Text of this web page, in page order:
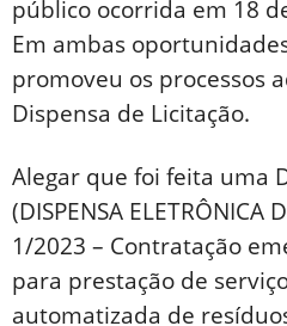
público ocorrida em 18
Em ambas
promoveu os processos
Dispensa de Licitação.
Alegar que foi feita uma
(DISPENSA ELETRÔNICA
1/2023 – Contratação
para prestação de
automatizada de